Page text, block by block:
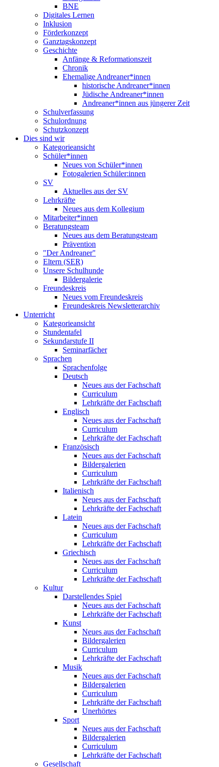
BNE
Digitales Lernen
Inklusion
Förderkonzept
Ganztagskonzept
Geschichte
Anfänge & Reformationszeit
Chronik
Ehemalige Andreaner*innen
historische Andreaner*innen
Jüdische Andreaner*innen
Andreaner*innen aus jüngerer Zeit
Schulverfassung
Schulordnung
Schutzkonzept
Dies sind wir
Kategorieansicht
Schüler*innen
Neues von Schüler*innen
Fotogalerien Schüler:innen
SV
Aktuelles aus der SV
Lehrkräfte
Neues aus dem Kollegium
Mitarbeiter*innen
Beratungsteam
Neues aus dem Beratungsteam
Prävention
"Der Andreaner"
Eltern (SER)
Unsere Schulhunde
Bildergalerie
Freundeskreis
Neues vom Freundeskreis
Freundeskreis Newsletterarchiv
Unterricht
Kategorieansicht
Stundentafel
Sekundarstufe II
Seminarfächer
Sprachen
Sprachenfolge
Deutsch
Neues aus der Fachschaft
Curriculum
Lehrkräfte der Fachschaft
Englisch
Neues aus der Fachschaft
Curriculum
Lehrkräfte der Fachschaft
Französisch
Neues aus der Fachschaft
Bildergalerien
Curriculum
Lehrkräfte der Fachschaft
Italienisch
Neues aus der Fachschaft
Lehrkräfte der Fachschaft
Latein
Neues aus der Fachschaft
Curriculum
Lehrkräfte der Fachschaft
Griechisch
Neues aus der Fachschaft
Curriculum
Lehrkräfte der Fachschaft
Kultur
Darstellendes Spiel
Neues aus der Fachschaft
Lehrkräfte der Fachschaft
Kunst
Neues aus der Fachschaft
Bildergalerien
Curriculum
Lehrkräfte der Fachschaft
Musik
Neues aus der Fachschaft
Bildergalerien
Curriculum
Lehrkräfte der Fachschaft
Unerhörtes
Sport
Neues aus der Fachschaft
Bildergalerien
Curriculum
Lehrkräfte der Fachschaft
Gesellschaft